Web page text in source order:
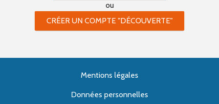
ou
CRÉER UN COMPTE "DÉCOUVERTE"
Mentions légales
Données personnelles